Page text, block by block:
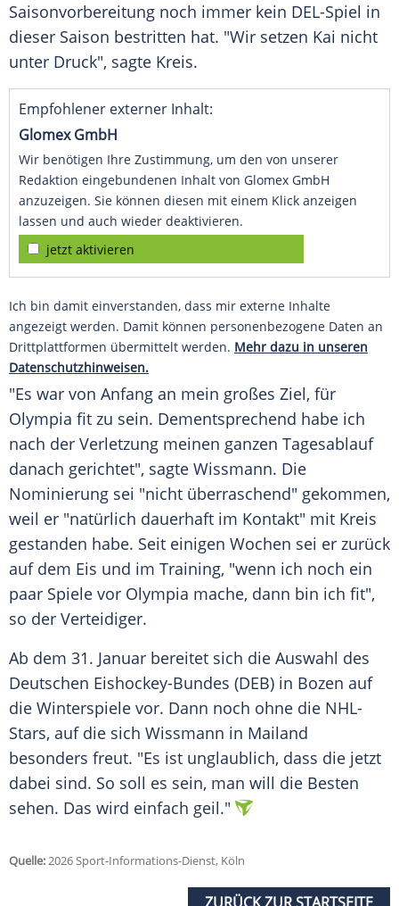
Saisonvorbereitung noch immer kein DEL-Spiel in
dieser Saison bestritten hat. "Wir setzen Kai nicht
unter Druck", sagte Kreis.
Empfohlener externer Inhalt:
Glomex GmbH
Wir benötigen Ihre Zustimmung, um den von unserer
Redaktion eingebundenen Inhalt von Glomex GmbH
anzuzeigen. Sie können diesen mit einem Klick anzeigen
lassen und auch wieder deaktivieren.
jetzt aktivieren
Ich bin damit einverstanden, dass mir externe Inhalte
angezeigt werden. Damit können personenbezogene Daten an
Drittplattformen übermittelt werden. Mehr dazu in unseren
Datenschutzhinweisen.
"Es war von Anfang an mein großes Ziel, für
Olympia fit zu sein. Dementsprechend habe ich
nach der Verletzung meinen ganzen Tagesablauf
danach gerichtet", sagte Wissmann. Die
Nominierung sei "nicht überraschend" gekommen,
weil er "natürlich dauerhaft im Kontakt" mit Kreis
gestanden habe. Seit einigen Wochen sei er zurück
auf dem Eis und im Training, "wenn ich noch ein
paar Spiele vor Olympia mache, dann bin ich fit",
so der Verteidiger.
Ab dem 31. Januar bereitet sich die Auswahl des
Deutschen Eishockey-Bundes (DEB) in Bozen auf
die Winterspiele vor. Dann noch ohne die NHL-
Stars, auf die sich Wissmann in Mailand
besonders freut. "Es ist unglaublich, dass die jetzt
dabei sind. So soll es sein, man will die Besten
sehen. Das wird einfach geil."
Quelle:2026 Sport-Informations-Dienst, Köln